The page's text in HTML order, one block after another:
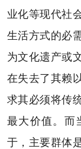
业化等现代社
生活方式的必
为文化遗产或
在失去了其赖
求其必须将传
最大价值。而
于，主要群体